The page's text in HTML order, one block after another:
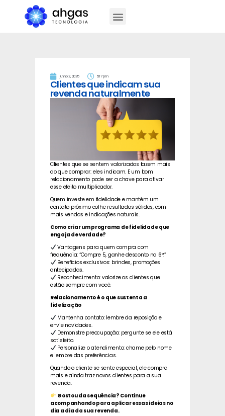
junho 2, 2025 5:17 pm
Clientes que indicam sua
revenda naturalmente
Clientes que se sentem valorizados fazem mais
do que comprar: eles indicam. E um bom
relacionamento pode ser a chave para ativar
esse efeito multiplicador.
Quem investe em fidelidade e mantém um
contato próximo colhe resultados sólidos, com
mais vendas e indicações naturais.
Como criar um programa de fidelidade que
engaja de verdade?
Vantagens para quem compra com
frequência: “Compre 5, ganhe desconto na 6ª.”
Benefícios exclusivos: brindes, promoções
antecipadas.
Reconhecimento: valorize os clientes que
estão sempre com você.
Relacionamento é o que sustenta a
fidelização
Mantenha contato: lembre da reposição e
envie novidades.
Demonstre preocupação: pergunte se ele está
satisfeito.
Personalize o atendimento: chame pelo nome
e lembre das preferências.
Quando o cliente se sente especial, ele compra
mais e ainda traz novos clientes para a sua
revenda.
Gostou da sequência? Continue
acompanhando para aplicar essas ideias no
dia a dia da sua revenda.